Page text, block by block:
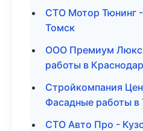
СТО Мотор Тюнинг -
Томск
ООО Премиум Люкс
работы в Краснодар
Стройкомпания
Фасадные работы в
СТО Авто Про -